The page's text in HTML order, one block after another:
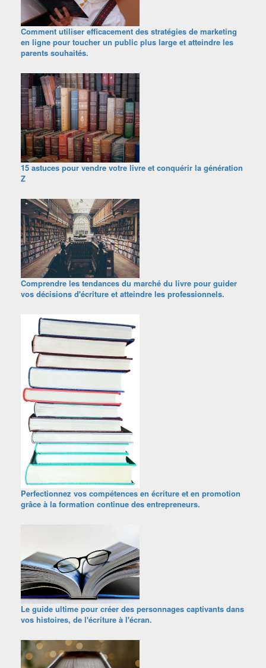
Comment utiliser efficacement des stratégies de marketing
en ligne pour toucher un public plus large et atteindre les
parents souhaités.
15 astuces pour vendre votre livre et conquérir la génération
Z
Comprendre les tendances du marché du livre pour guider
vos décisions d'écriture et atteindre les professionnels.
Perfectionnez vos compétences en écriture et en promotion
grâce à la formation continue des entrepreneurs.
Le guide ultime pour créer des personnages captivants dans
vos histoires, de l'écriture à l'écran.